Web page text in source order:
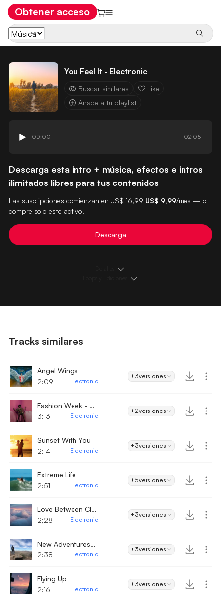
Obtener acceso
You Feel It - Electronic
Buscar similares
Like
Añade a tu playlist
00:00 02:05
Descarga esta intro + música, efectos e intros
ilimitados libres para tus contenidos
Las suscripciones comienzan en US$ 16,99 US$ 9,99/mes — o
compre solo este activo.
Descarga
Tracks similares
Angel Wings
2:09
Electronic
+3versiones
Fashion Week - Electronic
3:13
Electronic
+2versiones
Sunset With You
2:14
Electronic
+3versiones
Extreme Life
2:51
Electronic
+5versiones
Love Between Clouds
2;28
Electronic
+3versiones
New Adventures Waiting
2:38
Electronic
+3versiones
Flying Up
2:16
Electronic
+3versiones